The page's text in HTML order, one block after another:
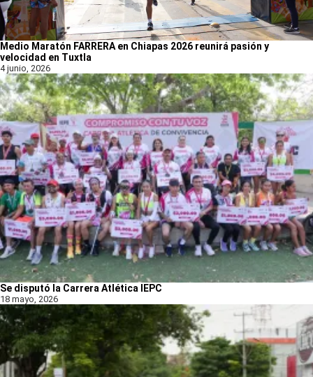
Medio Maratón FARRERA en Chiapas 2026 reunirá pasión y
velocidad en Tuxtla
4 junio, 2026
Se disputó la Carrera Atlética IEPC
18 mayo, 2026